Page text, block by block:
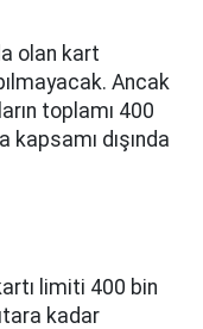
olan kart
Ancak
toplamı 400
kapsamı dışında
limiti 400 bin
kadar